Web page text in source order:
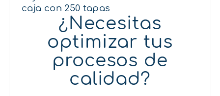
caja con 250 tapas
¿Necesitas
optimizar tus
procesos de
calidad?